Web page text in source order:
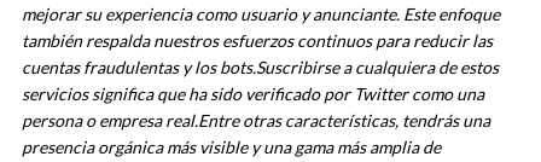
mejorar su experiencia como usuario y anunciante. Este enfoque
también respalda nuestros esfuerzos continuos para reducir las
cuentas fraudulentas y los bots.Suscribirse a cualquiera de estos
servicios significa que ha sido verificado por Twitter como una
persona o empresa real.Entre otras características, tendrás una
presencia orgánica más visible y una gama más amplia de